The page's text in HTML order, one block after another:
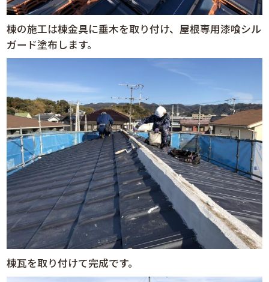
棟の施工は棟金具に垂木を取り付け、屋根専用漆喰シル
ガード塗布します。
棟瓦を取り付けて完成です。